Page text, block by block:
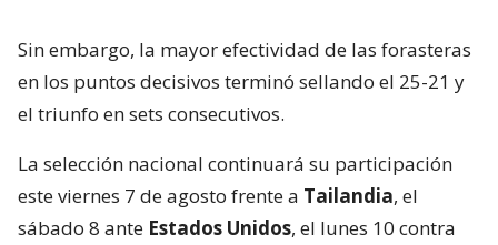
Sin embargo, la mayor efectividad de las forasteras
en los puntos decisivos terminó sellando el 25-21 y
el triunfo en sets consecutivos.
La selección nacional continuará su participación
este viernes 7 de agosto frente a Tailandia, el
sábado 8 ante Estados Unidos, el lunes 10 contra